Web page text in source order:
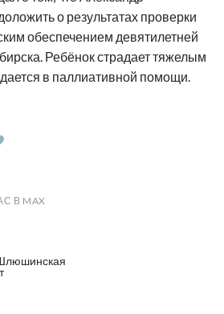
о результатах проверки
обеспечением девятилетней
Ребёнок страдает тяжелым
в паллиативной помощи.
В MAX